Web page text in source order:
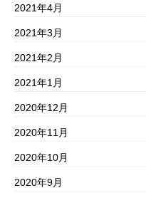
2021年4月
2021年3月
2021年2月
2021年1月
2020年12月
2020年11月
2020年10月
2020年9月